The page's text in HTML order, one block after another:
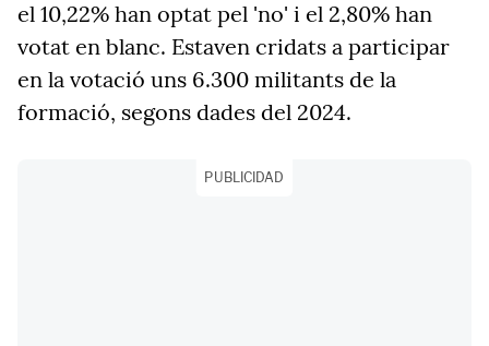
el 10,22% han optat pel 'no' i el 2,80% han
votat en blanc. Estaven cridats a participar
en la votació uns 6.300 militants de la
formació, segons dades del 2024.
PUBLICIDAD